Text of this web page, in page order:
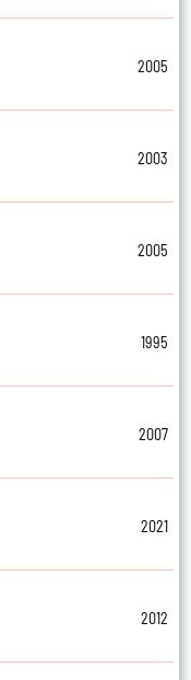
2005
2003
2005
1995
2007
2021
2012